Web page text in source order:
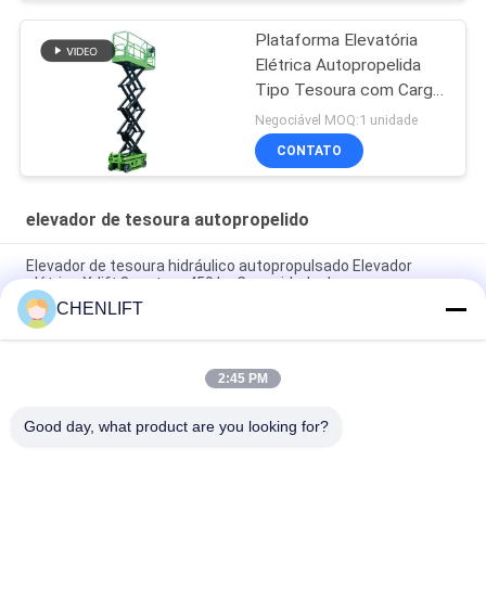
Plataforma Elevatória
Elétrica Autopropelida
Tipo Tesoura com Carga
de 450 kg e CE
Negociável MOQ:1 unidade
CONTATO
elevador de tesoura autopropelido
Elevador de tesoura hidráulico autopropulsado Elevador
elétrico X-lift 8 metros 450 kg Capacidade de carga
Altura da plataforma de 6 m Elevador automotor de tesoura
com plataforma de extensão
MC1000 Altura de trabalho de 12 m Rebocador Elevador de
CHENLIFT
2:45 PM
Good day, what product are you looking for?